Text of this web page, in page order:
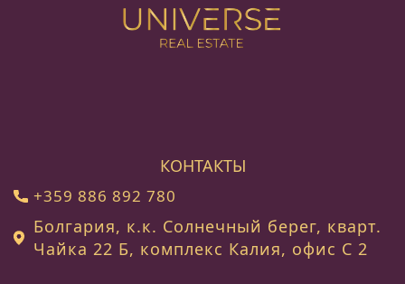
КОНТАКТЫ
+359 886 892 780
Болгария, к.к. Солнечный берег, кварт.
Чайка 22 Б, комплекс Калия, офис C 2